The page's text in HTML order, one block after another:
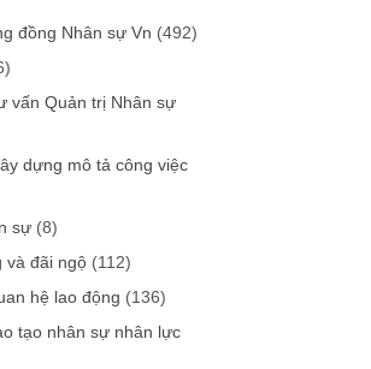
đồng Nhân sự Vn (492)
vấn Quản trị Nhân sự
dựng mô tả công việc
sự (8)
và đãi ngộ (112)
hệ lao động (136)
tạo nhân sự nhân lực